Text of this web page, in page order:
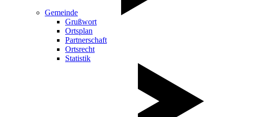
Gemeinde
Grußwort
Ortsplan
Partnerschaft
Ortsrecht
Statistik